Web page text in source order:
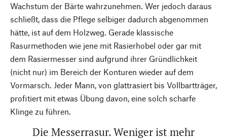
Wachstum der Bärte wahrzunehmen. Wer jedoch daraus
schließt, dass die Pflege selbiger dadurch abgenommen
hätte, ist auf dem Holzweg. Gerade klassische
Rasurmethoden wie jene mit Rasierhobel oder gar mit
dem Rasiermesser sind aufgrund ihrer Gründlichkeit
(nicht nur) im Bereich der Konturen wieder auf dem
Vormarsch. Jeder Mann, von glattrasiert bis Vollbartträger,
profitiert mit etwas Übung davon, eine solch scharfe
Klinge zu führen.
Die Messerrasur. Weniger ist mehr